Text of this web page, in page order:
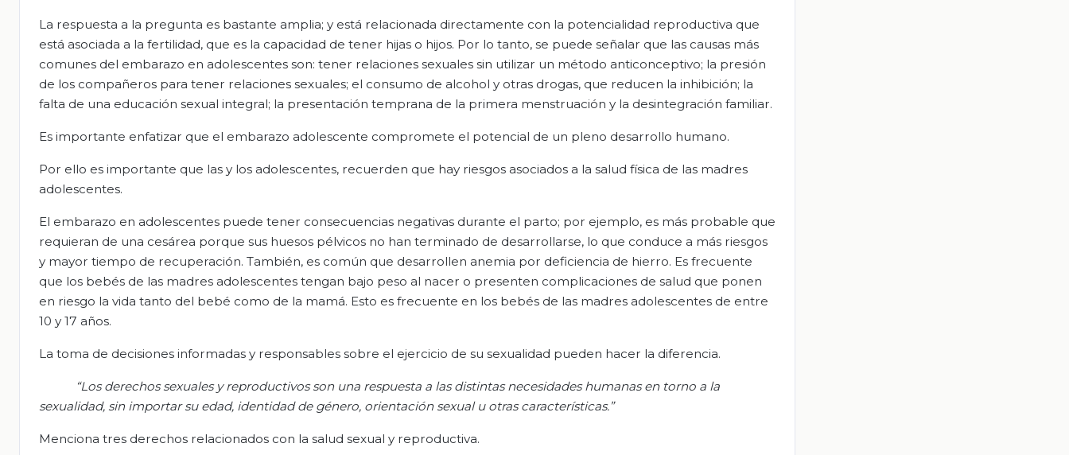
La respuesta a la pregunta es bastante amplia; y está relacionada directamente con la potencialidad reproductiva que
está asociada a la fertilidad, que es la capacidad de tener hijas o hijos. Por lo tanto, se puede señalar que las causas más
comunes del embarazo en adolescentes son: tener relaciones sexuales sin utilizar un método anticonceptivo; la presión
de los compañeros para tener relaciones sexuales; el consumo de alcohol y otras drogas, que reducen la inhibición; la
falta de una educación sexual integral; la presentación temprana de la primera menstruación y la desintegración familiar.
Es importante enfatizar que el embarazo adolescente compromete el potencial de un pleno desarrollo humano.
Por ello es importante que las y los adolescentes, recuerden que hay riesgos asociados a la salud física de las madres
adolescentes.
El embarazo en adolescentes puede tener consecuencias negativas durante el parto; por ejemplo, es más probable que
requieran de una cesárea porque sus huesos pélvicos no han terminado de desarrollarse, lo que conduce a más riesgos
y mayor tiempo de recuperación. También, es común que desarrollen anemia por deficiencia de hierro. Es frecuente
que los bebés de las madres adolescentes tengan bajo peso al nacer o presenten complicaciones de salud que ponen
en riesgo la vida tanto del bebé como de la mamá. Esto es frecuente en los bebés de las madres adolescentes de entre
10 y 17 años.
La toma de decisiones informadas y responsables sobre el ejercicio de su sexualidad pueden hacer la diferencia.
“Los derechos sexuales y reproductivos son una respuesta a las distintas necesidades humanas en torno a la
sexualidad, sin importar su edad, identidad de género, orientación sexual u otras características.”
Menciona tres derechos relacionados con la salud sexual y reproductiva.